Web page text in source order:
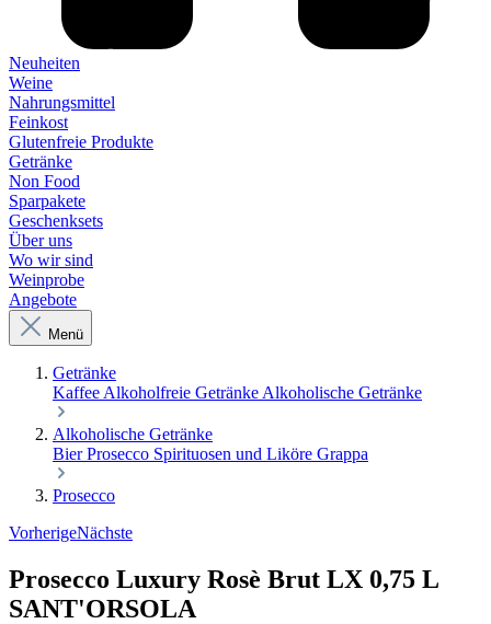
Neuheiten
Weine
Nahrungsmittel
Feinkost
Glutenfreie Produkte
Getränke
Non Food
Sparpakete
Geschenksets
Über uns
Wo wir sind
Weinprobe
Angebote
Menü
Getränke
Kaffee Alkoholfreie Getränke Alkoholische Getränke
Alkoholische Getränke
BierProsecco Spirituosen und Liköre Grappa
Prosecco
VorherigeNächste
Prosecco Luxury Rosè Brut LX 0,75 L
SANT'ORSOLA